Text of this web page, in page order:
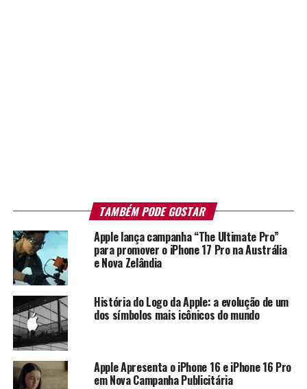
TAMBÉM PODE GOSTAR
Apple lança campanha “The Ultimate Pro”
para promover o iPhone 17 Pro na Austrália
e Nova Zelândia
História do Logo da Apple: a evolução de um
dos símbolos mais icônicos do mundo
Apple Apresenta o iPhone 16 e iPhone 16 Pro
em Nova Campanha Publicitária